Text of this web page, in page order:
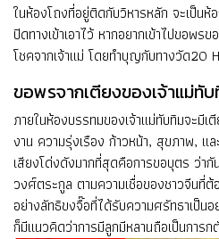
ในห้องโถงที่อยู่ติดกับวิหารหลัก จะเป็นห้
ปิดทางเข้าเอาไว้ หากอยากเข้าไปขอพรข
โชคจากเจ้าแม่ โดยทำบุญกับทางวัด20
ขอพรจากเตียงของเจ้าแม่ทั
ภายในห้องบรรทมของเจ้าแม่ทับทิมจะมีเ
งาน ความรุ่งเรือง ก้าวหน้า, สุขภาพ,
เสียงโด่งดังมากที่สุดคือการขอบุตร ว่ากั
วงศ์ตระกูล ตามความเชื่อของชาวจีนที่
อย่างลัทธิขงจื๊อที่ได้รับความศรัทธาเป็น
ก็มีแนวคิดว่าการมีลูกมีหลานถือเป็นกา